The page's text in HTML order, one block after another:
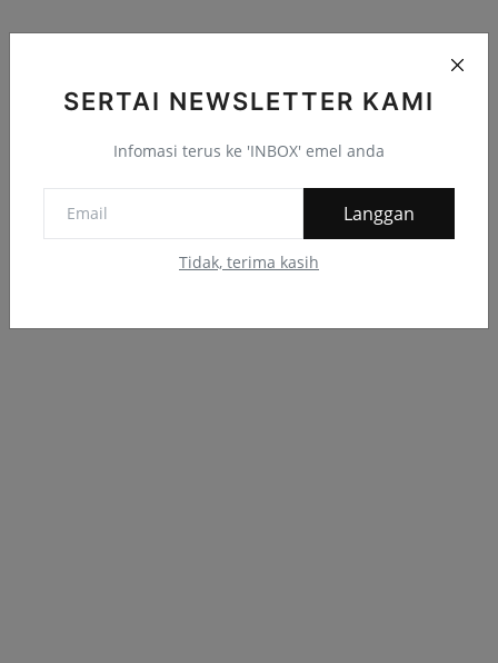
SERTAI NEWSLETTER KAMI
Infomasi terus ke 'INBOX' emel anda
Langgan
Tidak, terima kasih
Komen Facebook